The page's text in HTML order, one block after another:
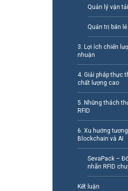
Quản lý vận
Quản trị bán
3. Lợi ích chiến
nhuận
4. Giải pháp thực
chất lượng cao
5. Những thách
RFID
6. Xu hướng
Blockchain và AI
SevaPack –
nhãn RFID
Kết luận